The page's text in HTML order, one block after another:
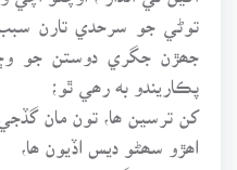
توڻي جو سرحدي تارن
جھڙن جگري دوستن جو
پڪاريندو به رھي ٿو؛
کن ترسين ھا، تون مان
اھڙو سھڻو ديس اڏيون ھا،